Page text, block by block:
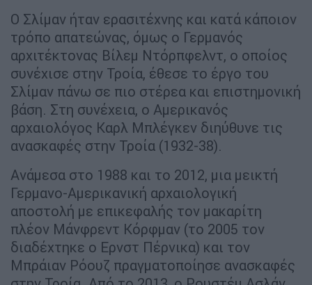
Ο Σλίμαν ήταν ερασιτέχνης και κατά κάποιον
τρόπο απατεώνας, όμως ο Γερμανός
αρχιτέκτονας Βίλεμ Ντόρπφελντ, ο οποίος
συνέχισε στην Τροία, έθεσε το έργο του
Σλίμαν πάνω σε πιο στέρεα και επιστημονική
βάση. Στη συνέχεια, ο Αμερικανός
αρχαιολόγος Καρλ Μπλέγκεν διηύθυνε τις
ανασκαφές στην Τροία (1932-38).
Ανάμεσα στο 1988 και το 2012, μια μεικτή
Γερμανο-Αμερικανική αρχαιολογική
αποστολή με επικεφαλής τον μακαρίτη
πλέον Μάνφρεντ Κόρφμαν (το 2005 τον
διαδέχτηκε ο Ερνστ Πέρνικα) και τον
Μπράιαν Ρόουζ πραγματοποίησε ανασκαφές